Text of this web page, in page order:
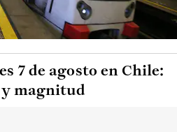
7 de agosto en Chile:
magnitud